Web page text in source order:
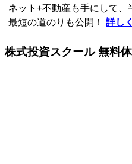
ネット+不動産も手にして
最短の道のりも公開！ 詳し
株式投資スクール 無料